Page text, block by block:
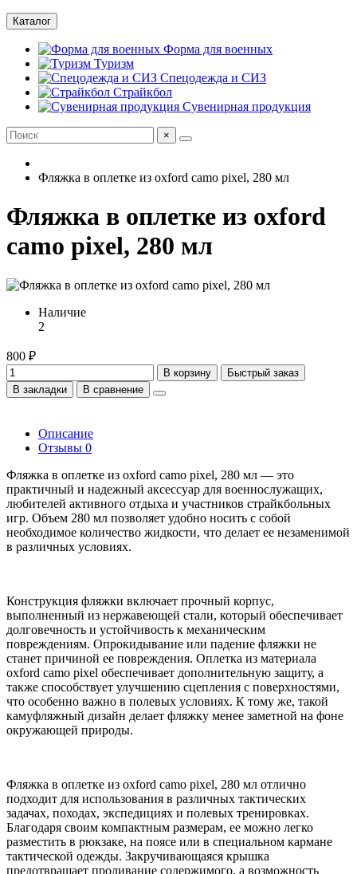
Каталог
Форма для военных
Туризм
Спецодежда и СИЗ
Страйкбол
Сувенирная продукция
×
Фляжка в оплетке из oxford camo pixel, 280 мл
Фляжка в оплетке из oxford
camo pixel, 280 мл
Наличие
2
800 ₽
В корзину
Быстрый заказ
В закладки
В сравнение
Описание
Отзывы 0
Фляжка в оплетке из oxford camo pixel, 280 мл — это
практичный и надежный аксессуар для военнослужащих,
любителей активного отдыха и участников страйкбольных
игр. Объем 280 мл позволяет удобно носить с собой
необходимое количество жидкости, что делает ее незаменимой
в различных условиях.
Конструкция фляжки включает прочный корпус,
выполненный из нержавеющей стали, который обеспечивает
долговечность и устойчивость к механическим
повреждениям. Опрокидывание или падение фляжки не
станет причиной ее повреждения. Оплетка из материала
oxford camo pixel обеспечивает дополнительную защиту, а
также способствует улучшению сцепления с поверхностями,
что особенно важно в полевых условиях. К тому же, такой
камуфляжный дизайн делает фляжку менее заметной на фоне
окружающей природы.
Фляжка в оплетке из oxford camo pixel, 280 мл отлично
подходит для использования в различных тактических
задачах, походах, экспедициях и полевых тренировках.
Благодаря своим компактным размерам, ее можно легко
разместить в рюкзаке, на поясе или в специальном кармане
тактической одежды. Закручивающаяся крышка
предотвращает проливание содержимого, а возможность